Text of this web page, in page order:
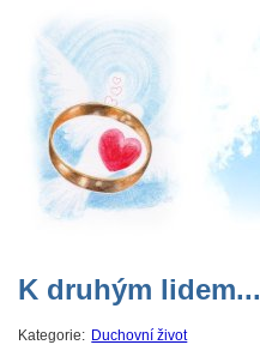
K druhým lidem...
Kategorie: Duchovní život